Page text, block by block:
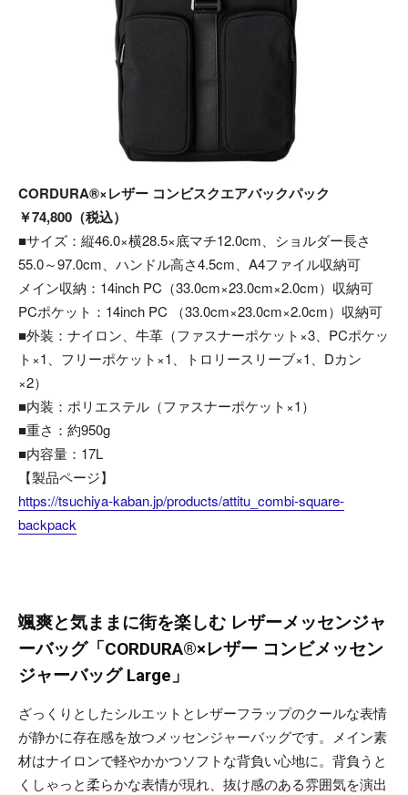
CORDURA®×レザー コンビスクエアバックパック
￥74,800（税込）
■サイズ：縦46.0×横28.5×底マチ12.0cm、ショルダー長さ
55.0～97.0cm、ハンドル高さ4.5cm、A4ファイル収納可
メイン収納：14inch PC（33.0cm×23.0cm×2.0cm）収納可
PCポケット：14inch PC （33.0cm×23.0cm×2.0cm）収納可
■外装：ナイロン、牛革（ファスナーポケット×3、PCポケッ
ト×1、フリーポケット×1、トロリースリーブ×1、Dカン
×2）
■内装：ポリエステル（ファスナーポケット×1）
■重さ：約950g
■内容量：17L
【製品ページ】
https://tsuchiya-kaban.jp/products/attitu_combi-square-
backpack
颯爽と気ままに街を楽しむ レザーメッセンジャ
ーバッグ「CORDURA®×レザー コンビメッセン
ジャーバッグ Large」
ざっくりとしたシルエットとレザーフラップのクールな表情
が静かに存在感を放つメッセンジャーバッグです。メイン素
材はナイロンで軽やかかつソフトな背負い心地に。背負うと
くしゃっと柔らかな表情が現れ、抜け感のある雰囲気を演出